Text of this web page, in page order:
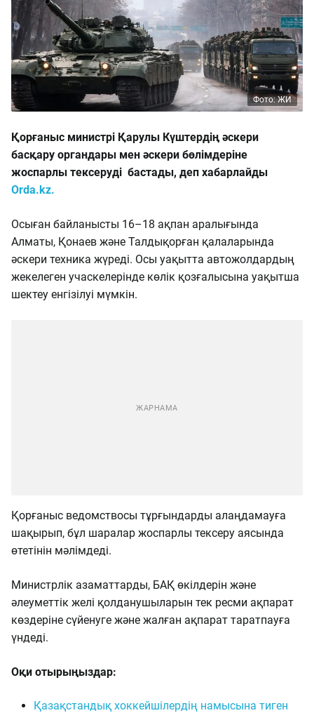
Фото: ЖИ
Қорғаныс министрі Қарулы Күштердің әскери
басқару органдары мен әскери бөлімдеріне
жоспарлы тексеруді бастады, деп хабарлайды
Orda.kz.
Осыған байланысты 16–18 ақпан аралығында
Алматы, Қонаев және Талдықорған қалаларында
әскери техника жүреді. Осы уақытта автожолдардың
жекелеген учаскелерінде көлік қозғалысына уақытша
шектеу енгізілуі мүмкін.
Қорғаныс ведомствосы тұрғындарды алаңдамауға
шақырып, бұл шаралар жоспарлы тексеру аясында
өтетінін мәлімдеді.
Министрлік азаматтарды, БАҚ өкілдерін және
әлеуметтік желі қолданушыларын тек ресми ақпарат
көздеріне сүйенуге және жалған ақпарат таратпауға
үндеді.
Оқи отырыңыздар:
Қазақстандық хоккейшілердің намысына тиген